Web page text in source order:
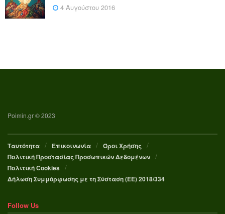
4 Αυγούστου 2016
Poimin.gr © 2023
Ταυτότητα Επικοινωνία
Όροι Χρήσης
Πολιτική Προστασίας Προσωπικών Δεδομένων
Πολιτική Cookies
Δήλωση Συμμόρφωσης με τη Σύσταση (ΕΕ) 2018/334
Follow Us